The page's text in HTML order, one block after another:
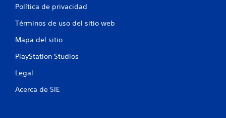
Política de privacidad
Términos de uso del sitio web
Mapa del sitio
PlayStation Studios
Legal
Acerca de SIE